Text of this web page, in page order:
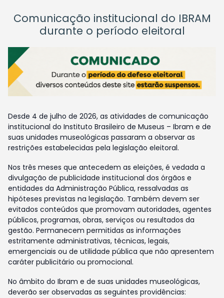
Comunicação institucional do IBRAM
durante o período eleitoral
Desde 4 de julho de 2026, as atividades de comunicação
institucional do Instituto Brasileiro de Museus – Ibram e de
suas unidades museológicas passaram a observar as
restrições estabelecidas pela legislação eleitoral.
Nos três meses que antecedem as eleições, é vedada a
divulgação de publicidade institucional dos órgãos e
entidades da Administração Pública, ressalvadas as
hipóteses previstas na legislação. Também devem ser
evitados conteúdos que promovam autoridades, agentes
públicos, programas, obras, serviços ou resultados da
gestão. Permanecem permitidas as informações
estritamente administrativas, técnicas, legais,
emergenciais ou de utilidade pública que não apresentem
caráter publicitário ou promocional.
No âmbito do Ibram e de suas unidades museológicas,
deverão ser observadas as seguintes providências: